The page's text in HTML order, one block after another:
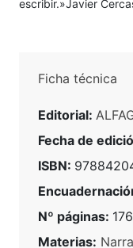
escribir.»Javier
Ficha técnica
Editorial:
Fecha de
ISBN:
Nº páginas: 176
Materias: